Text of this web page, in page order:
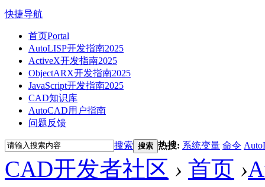
快捷导航
首页Portal
AutoLISP开发指南2025
ActiveX开发指南2025
ObjectARX开发指南2025
JavaScript开发指南2025
CAD知识库
AutoCAD用户指南
问题反馈
搜索 搜索 热搜: 系统变量 命令
CAD开发者社区 › 首页 ›